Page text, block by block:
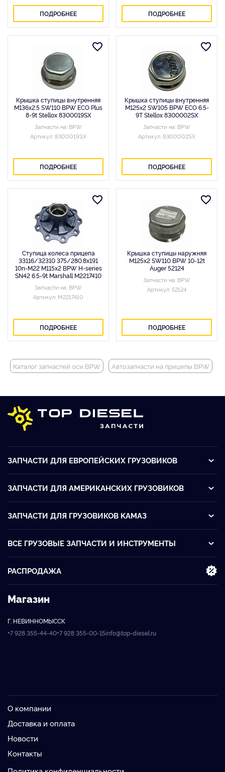
ПОДРОБНЕЕ ПОДРОБНЕЕ
Крышка ступицы внутренняя
M136x2.5 SW110 BPW ECO Plus
8-9t Stellox 8300019SX
Запчасти на: BPW
Артикул: 8300019SX
ПОДРОБНЕЕ
Крышка ступицы внутренняя
M125x2 SW105 BPW ECO 6.5-
9Т Stellox 8300002SX
Запчасти на: BPW
Артикул: 8300002SX
ПОДРОБНЕЕ
Ступица колеса прицепа
33116/32310 375/280.8x191
10n-M22 M115x2 BPW H-series
SN42 6.5-9t Marshall M2217410
Запчасти на: BPW
Артикул: M2217410
ПОДРОБНЕЕ
Крышка ступицы наружняя
M125x2 SW110 BPW 10-12t
Auger 52124
Запчасти на: BPW
Артикул: 52124
ПОДРОБНЕЕ
Каталог запчастей оси BPW Автозапчасти на прицепы BPW
ЗАПЧАСТИ ДЛЯ ЕВРОПЕЙСКИХ ГРУЗОВИКОВ
ЗАПЧАСТИ ДЛЯ АМЕРИКАНСКИХ ГРУЗОВИКОВ
ЗАПЧАСТИ ДЛЯ ГРУЗОВИКОВ KАМАЗ
ВСЕ ГРУЗОВЫЕ ЗАПЧАСТИ И ИНСТРУМЕНТЫ
РАСПРОДАЖА
Магазин
Г. НЕВИННОМЫССК
+7 928 355-44-40+7 928 355-00-15info@top-diesel.ru
О компании
Доставка и оплата
Новости
Контакты